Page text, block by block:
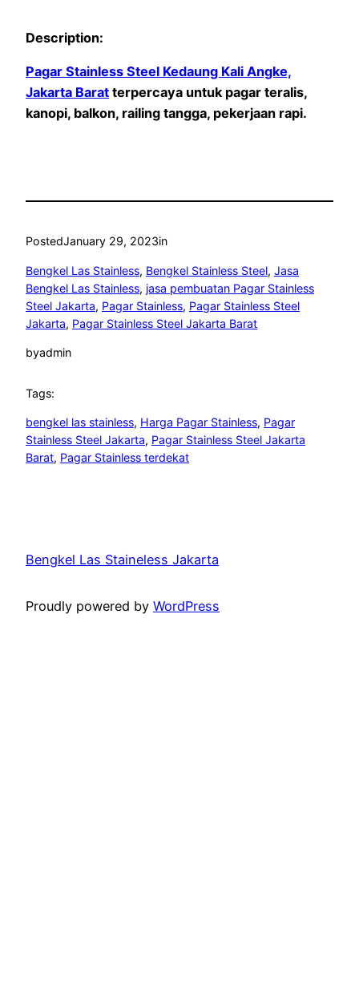
Description:
Pagar Stainless Steel Kedaung Kali Angke,
Jakarta Barat terpercaya untuk pagar teralis,
kanopi, balkon, railing tangga, pekerjaan rapi.
PostedJanuary 29, 2023in
Bengkel Las Stainless, Bengkel Stainless Steel, Jasa
Bengkel Las Stainless, jasa pembuatan Pagar Stainless
Steel Jakarta, Pagar Stainless, Pagar Stainless Steel
Jakarta, Pagar Stainless Steel Jakarta Barat
byadmin
Tags:
bengkel las stainless, Harga Pagar Stainless, Pagar
Stainless Steel Jakarta, Pagar Stainless Steel Jakarta
Barat, Pagar Stainless terdekat
Bengkel Las Staineless Jakarta
Proudly powered by WordPress